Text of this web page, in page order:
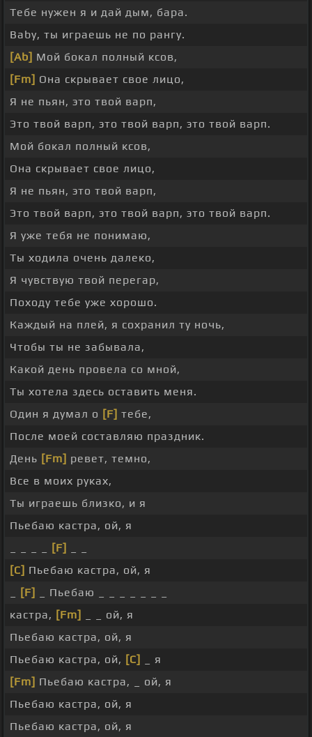
Тебе нужен я и дай дым, бара.
Baby, ты играешь не по рангу.
[Ab] Мой бокал полный ксов,
[Fm] Она скрывает свое лицо,
Я не пьян, это твой варп,
Это твой варп, это твой варп, это твой варп.
Мой бокал полный ксов,
Она скрывает свое лицо,
Я не пьян, это твой варп,
Это твой варп, это твой варп, это твой варп.
Я уже тебя не понимаю,
Ты ходила очень далеко,
Я чувствую твой перегар,
Походу тебе уже хорошо.
Каждый на плей, я сохранил ту ночь,
Чтобы ты не забывала,
Какой день провела со мной,
Ты хотела здесь оставить меня.
Один я думал о [F] тебе,
После моей составляю праздник.
День [Fm] ревет, темно,
Все в моих руках,
Ты играешь близко, и я
Пьебаю кастра, ой, я
[F]
[C] Пьебаю кастра, ой, я
[F]
_ Пьебаю _ _ _ _ _ _ _
кастра, [Fm]
_ _ ой, я
Пьебаю кастра, ой, я
Пьебаю кастра, ой, [C]
_ я
[Fm] Пьебаю кастра, _ ой, я
Пьебаю кастра, ой, я
Пьебаю кастра, ой, я